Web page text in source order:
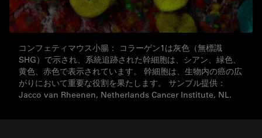
コンフェティマウス小腸： コラーゲン1は灰色（無標識
SHG）で示され、系統追跡された幹細胞は、シアン、緑色、
黄色、赤色で表示されています。 幹細胞は、生物内の癌の広
がりにおいて重要な役割を果たします。 サンプル提供：
Jacco van Rheenen, Netherlands Cancer Institute, NL.